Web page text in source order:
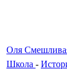
Оля
Школа -